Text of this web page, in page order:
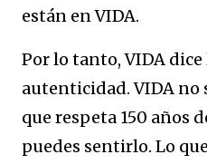
están en VIDA.
Por lo tanto, VIDA dice
autenticidad. VIDA no
que respeta 150 años
puedes sentirlo. Lo